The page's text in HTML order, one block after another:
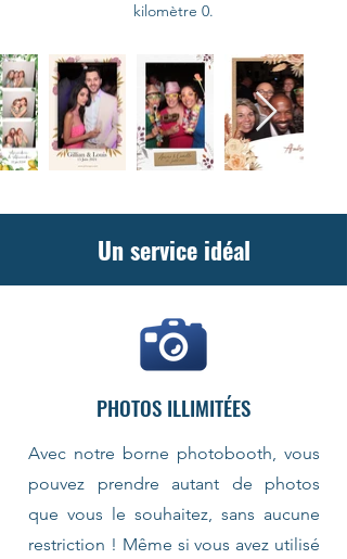
kilomètre 0.
Un service idéal
PHOTOS ILLIMITÉES
Avec notre borne photobooth, vous
pouvez prendre autant de photos
que vous le souhaitez, sans aucune
restriction ! Même si vous avez utilisé